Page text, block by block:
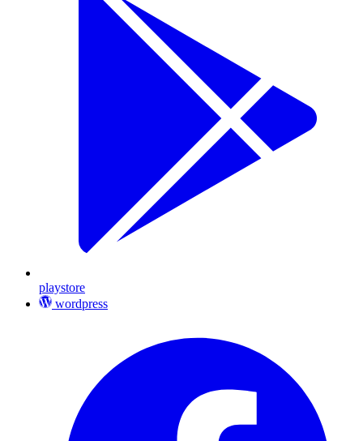
playstore
wordpress